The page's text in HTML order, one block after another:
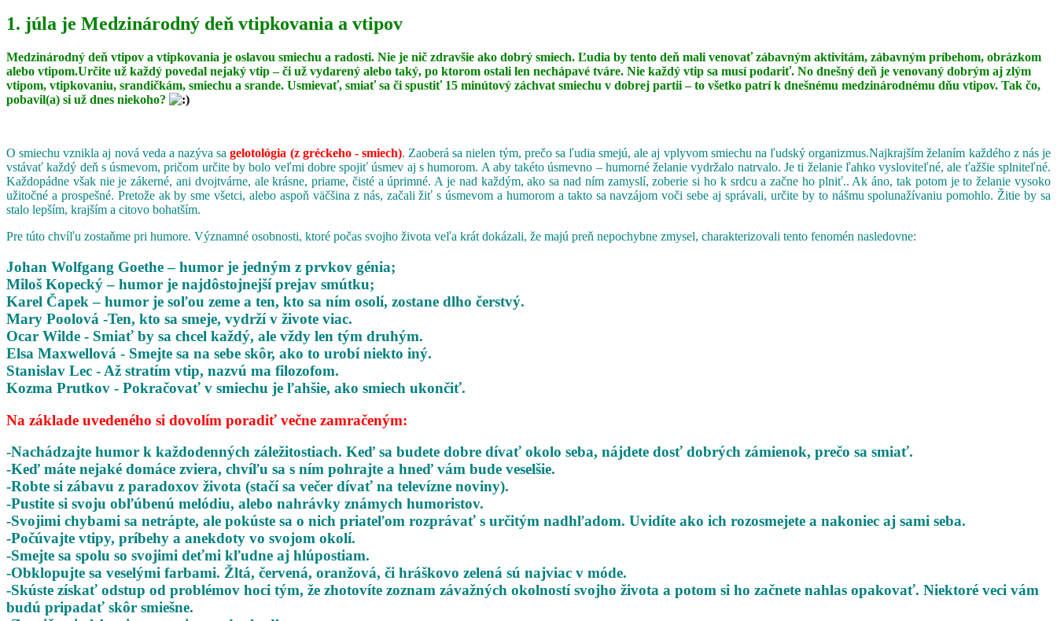
1. júla je Medzinárodný deň vtipkovania a vtipov
Medzinárodný deň vtipov a vtipkovania je oslavou smiechu a radosti. Nie je nič zdravšie ako dobrý smiech. Ľudia by tento deň mali venovať zábavným aktivitám, zábavným príbehom, obrázkom
alebo vtipom.Určite už každý povedal nejaký vtip – či už vydarený alebo taký, po ktorom ostali len nechápavé tváre. Nie každý vtip sa musí podariť. No dnešný deň je venovaný dobrým aj zlým
vtipom, vtipkovaniu, srandičkám, smiechu a srande. Usmievať, smiať sa či spustiť 15 minútový záchvat smiechu v dobrej partii – to všetko patrí k dnešnému medzinárodnému dňu vtipov. Tak čo,
pobavil(a) si už dnes niekoho?
O smiechu vznikla aj nová veda a nazýva sagelotológia (z gréckeho - smiech). Zaoberá sa nielen tým, prečo sa ľudia smejú, ale aj vplyvom smiechu na ľudský organizmus.Najkrajším želaním každého z nás je
vstávať každý deň s úsmevom, pričom určite by bolo veľmi dobre spojiť úsmev aj s humorom. A aby takéto úsmevno – humorné želanie vydržalo natrvalo. Je ti želanie ľahko vysloviteľné, ale ťažšie splniteľné.
Každopádne však nie je zákerné, ani dvojtvárne, ale krásne, priame, čisté a úprimné. A je nad každým, ako sa nad ním zamyslí, zoberie si ho k srdcu a začne ho plniť.. Ak áno, tak potom je to želanie vysoko
užitočné a prospešné. Pretože ak by sme všetci, alebo aspoň väčšina z nás, začali žiť s úsmevom a humorom a takto sa navzájom voči sebe aj správali, určite by to nášmu spolunažívaniu pomohlo. Žitie by sa
stalo lepším, krajším a citovo bohatším.
Pre túto chvíľu zostaňme pri humore. Významné osobnosti, ktoré počas svojho života veľa krát dokázali, že majú preň nepochybne zmysel, charakterizovali tento fenomén nasledovne:
Johan Wolfgang Goethe – humor je jedným z prvkov génia;
Miloš Kopecký – humor je najdôstojnejší prejav smútku;
Karel Čapek – humor je soľou zeme a ten, kto sa ním osolí, zostane dlho čerstvý.
Mary Poolová -Ten, kto sa smeje, vydrží v živote viac.
Ocar Wilde - Smiať by sa chcel každý, ale vždy len tým druhým.
Elsa Maxwellová - Smejte sa na sebe skôr, ako to urobí niekto iný.
Stanislav Lec - Až stratím vtip, nazvú ma filozofom.
Kozma Prutkov - Pokračovať v smiechu je ľahšie, ako smiech ukončiť.
Na základe uvedeného si dovolím poradiť večne zamračeným:
-Nachádzajte humor k každodenných záležitostiach. Keď sa budete dobre dívať okolo seba, nájdete dosť dobrých zámienok, prečo sa smiať.
-Keď máte nejaké domáce zviera, chvíľu sa s ním pohrajte a hneď vám bude veselšie.
-Robte si zábavu z paradoxov života (stačí sa večer dívať na televízne noviny).
-Pustite si svoju obľúbenú melódiu, alebo nahrávky známych humoristov.
-Svojimi chybami sa netrápte, ale pokúste sa o nich priateľom rozprávať s určitým nadhľadom. Uvidíte ako ich rozosmejete a nakoniec aj sami seba.
-Počúvajte vtipy, príbehy a anekdoty vo svojom okolí.
-Smejte sa spolu so svojimi deťmi kľudne aj hlúpostiam.
-Obklopujte sa veselými farbami. Žltá, červená, oranžová, či hráškovo zelená sú najviac v móde.
-Skúste získať odstup od problémov hoci tým, že zhotovíte zoznam závažných okolností svojho života a potom si ho začnete nahlas opakovať. Niektoré veci vám
budú pripadať skôr smiešne.